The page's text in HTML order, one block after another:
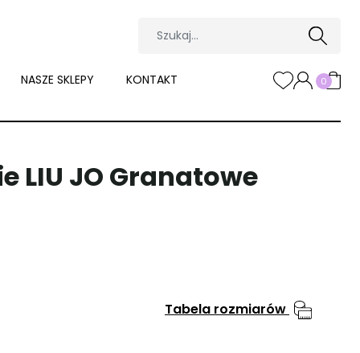
NASZE SKLEPY KONTAKT 0
LIU JO Granatowe
Tabela rozmiarów